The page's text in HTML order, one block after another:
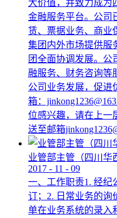
大价值，并致力成为
金融服务平台。公司
赁、票据业务、商业
集团内外市场提供服
团全面协调发展。公
融服务、财务咨询等
公司业务发展，促进
箱：
位感兴趣，请在上一
送至邮箱
业管部主管（四川华
2017 - 11 - 09
一、工作职责1. 经纪
订；2. 日常业务的询
单在业务系统的录入